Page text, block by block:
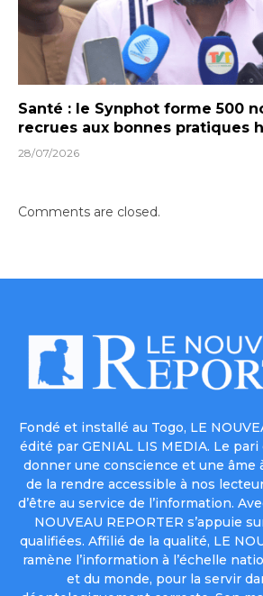
Santé : le Synphot forme 500
recrues aux bonnes pratiques
28/07/2026
Comments are closed.
Fondé et installé au Togo, LE
édité par GENIAL LIS MEDIA. Le
donner une conscience et une âme
de la rendre accessible à nos
d’être au service de l’information.
NOUVEAU REPORTER s’appuie
qualifiées. Affilié de la qualité, LE
ramène l’information à l’échelle
et du monde, pour la servir